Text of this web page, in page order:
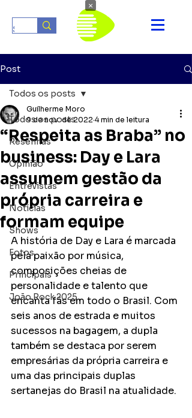
Post
Todos os posts
Resenhas
Opinião
Entrevistas
Notícias
Shows
Fotos
Principais
João Rock 2025
Todos os posts
“Respeita as Braba” no
business: Day e Lara
assumem gestão da
própria carreira e
formam equipe
Guilherme Moro
9 de nov. de 2022 4 min de leitura
A história de Day e Lara é marcada
pela paixão por música,
composições cheias de
personalidade e talento que
encanta fãs em todo o Brasil. Com
seis anos de estrada e muitos
sucessos na bagagem, a dupla
também se destaca por serem
empresárias da própria carreira e
uma das principais duplas
sertanejas do Brasil na atualidade.
×